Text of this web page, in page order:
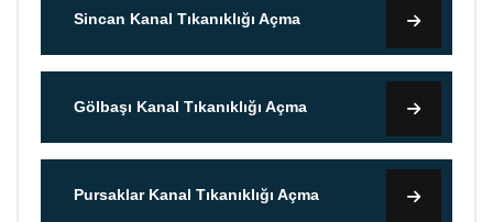
Sincan Kanal Tıkanıklığı Açma
Gölbaşı Kanal Tıkanıklığı Açma
Pursaklar Kanal Tıkanıklığı Açma